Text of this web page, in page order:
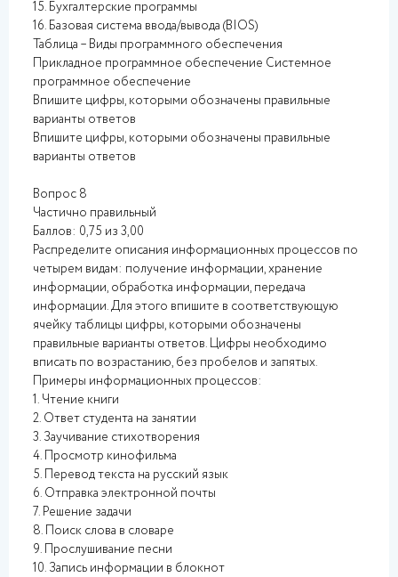
15. Бухгалтерские программы
16. Базовая система ввода/вывода (BIOS)
Таблица – Виды программного обеспечения
Прикладное программное обеспечение Системное
программное обеспечение
Впишите цифры, которыми обозначены правильные
варианты ответов
Впишите цифры, которыми обозначены правильные
варианты ответов
Вопрос 8
Частично правильный
Баллов: 0,75 из 3,00
Распределите описания информационных процессов по
четырем видам: получение информации, хранение
информации, обработка информации, передача
информации. Для этого впишите в соответствующую
ячейку таблицы цифры, которыми обозначены
правильные варианты ответов. Цифры необходимо
вписать по возрастанию, без пробелов и запятых.
Примеры информационных процессов:
1. Чтение книги
2. Ответ студента на занятии
3. Заучивание стихотворения
4. Просмотр кинофильма
5. Перевод текста на русский язык
6. Отправка электронной почты
7. Решение задачи
8. Поиск слова в словаре
9. Прослушивание песни
10. Запись информации в блокнот